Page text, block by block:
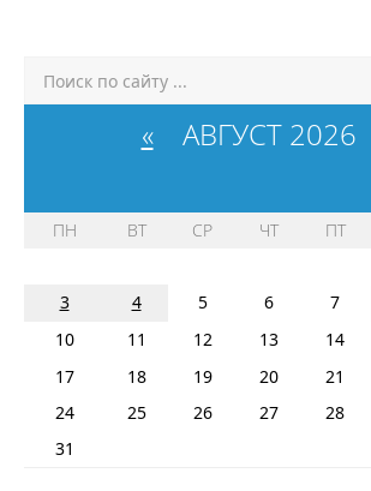
«АВГУСТ 2026
ПН ВТ СР ЧТ ПТ
3
4 5 6 7
10
11 12 13 14
17
18 19 20 21
24
25 26 27 28
31